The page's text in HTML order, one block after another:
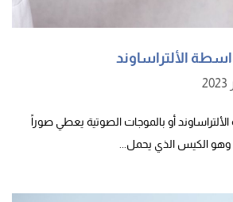
الألتراساوند
أو بالموجات الصوتية يعطي صوراً
الكيس الذي يحمل...